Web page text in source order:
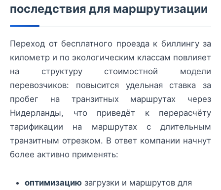
последствия для маршрутизации
Переход от бесплатного проезда к биллингу за
километр и по экологическим классам повлияет
на структуру стоимостной модели
перевозчиков: повысится удельная ставка за
пробег на транзитных маршрутах через
Нидерланды, что приведёт к перерасчёту
тарификации на маршрутах с длительным
транзитным отрезком. В ответ компании начнут
более активно применять:
оптимизацию загрузки и маршрутов для